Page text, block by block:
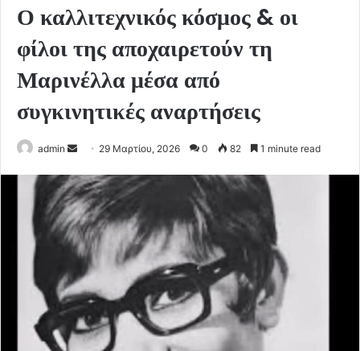
Ο καλλιτεχνικός κόσμος & οι
φίλοι της αποχαιρετούν τη
Μαρινέλλα μέσα από
συγκινητικές αναρτήσεις
admin
Send
email
29 Μαρτίου, 2026 0 82 1 minute read